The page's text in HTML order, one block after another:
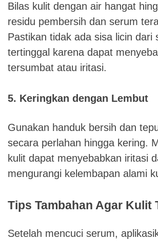
Bilas kulit dengan air hangat
residu pembersih dan serum
Pastikan tidak ada sisa licin dari
tertinggal karena dapat
tersumbat atau iritasi.
5. Keringkan dengan Lembut
Gunakan handuk bersih dan
secara perlahan hingga kering.
kulit dapat menyebabkan iritasi
mengurangi kelembapan alami
Tips Tambahan Agar Kulit
Setelah mencuci serum,